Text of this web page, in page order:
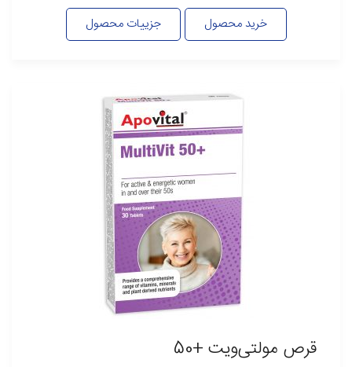
خرید محصول جزییات محصول
قرص مولتی‌ویت +50